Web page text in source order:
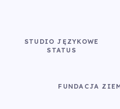
STUDIO JĘZYKOWE
STATUS
FUNDACJA